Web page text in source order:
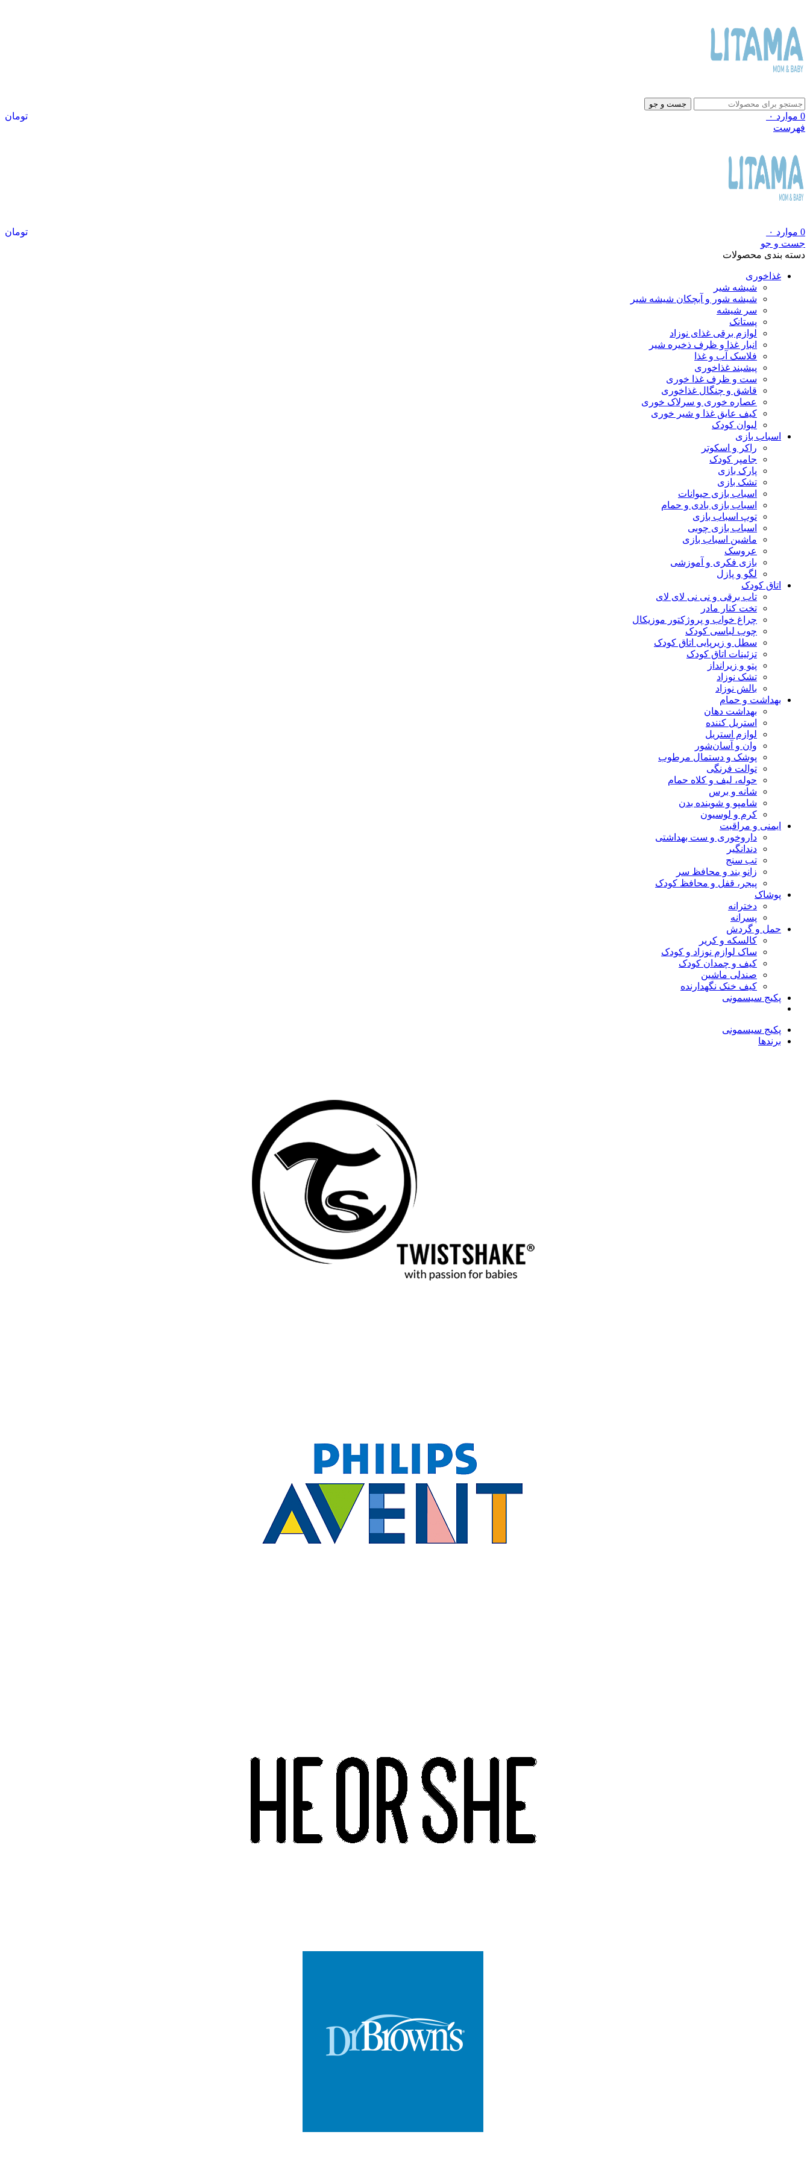
جست و جو
0 موارد ۰
تومان
فهرست
0 موارد ۰
تومان
جست و جو
دسته بندی محصولات
غذاخوری
شیشه شیر
شیشه ‌شور و آبچکان شیشه‌ شیر
سر شیشه
پستانک
لوازم برقی غذای نوزاد
انبار غذا و ظرف ذخیره شیر
فلاسک آب و غذا
پیشبند غذاخوری
ست و ظرف غذا خوری
قاشق و چنگال غذاخوری
عصاره خوری و سرلاک خوری
کیف عایق غذا و شیر خوری
لیوان کودک
اسباب بازی
راکر و اسکوتر
جامپر کودک
پارک بازی
تشک بازی
اسباب بازی حیوانات
اسباب بازی بادی و حمام
توپ اسباب بازی
اسباب بازی چوبی
ماشین اسباب بازی
عروسک
بازی فکری و آموزشی
لگو و پازل
اتاق کودک
تاب برقی و نی نی لای لای
تخت کنار مادر
چراغ خواب و پروژکتور موزیکال
چوب لباسی کودک
سطل و زیرپایی اتاق کودک
تزئینات اتاق کودک
پتو و زیرانداز
تشک نوزاد
بالش نوزاد
بهداشت و حمام
بهداشت دهان
استریل کننده
لوازم استریل
وان و آسان‌شور
پوشک و دستمال مرطوب
توالت فرنگی
حوله، لیف و کلاه حمام
شانه و برس
شامپو و شوینده بدن
کرم و لوسیون
ایمنی و مراقبت
داروخوری و ست بهداشتی
دندانگیر
تب‌ سنج
زانو بند و محافظ سر
پیجر، قفل و محافظ کودک
پوشاک
دخترانه
پسرانه
حمل و گردش
کالسکه و کریر
ساک لوازم نوزاد و کودک
کیف و چمدان کودک
صندلی ماشین
کیف خنک نگهدارنده
پکیج سیسمونی
پکیج سیسمونی
برندها